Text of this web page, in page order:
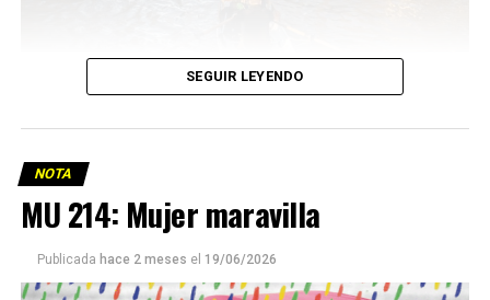
SEGUIR LEYENDO
NOTA
MU 214: Mujer maravilla
Publicada hace 2 meses el 19/06/2026